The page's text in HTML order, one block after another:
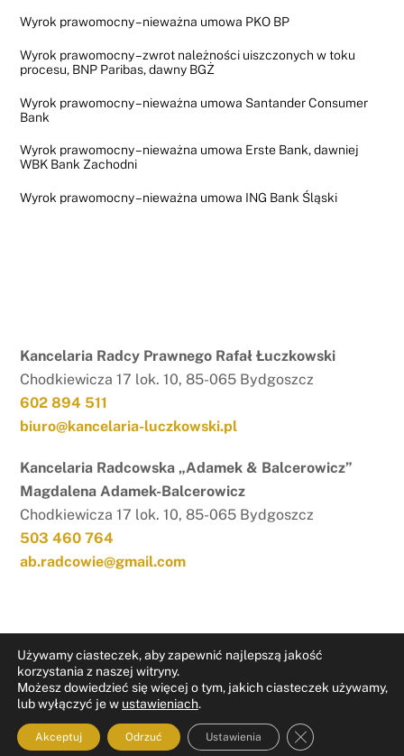
Wyrok prawomocny – nieważna umowa PKO BP
Wyrok prawomocny – zwrot należności uiszczonych w toku
procesu, BNP Paribas, dawny BGŻ
Wyrok prawomocny – nieważna umowa Santander Consumer
Bank
Wyrok prawomocny – nieważna umowa Erste Bank, dawniej
WBK Bank Zachodni
Wyrok prawomocny – nieważna umowa ING Bank Śląski
Kancelaria Radcy Prawnego Rafał Łuczkowski
Chodkiewicza 17 lok. 10, 85-065 Bydgoszcz
602 894 511
biuro@kancelaria-luczkowski.pl
Kancelaria Radcowska „Adamek & Balcerowicz”
Magdalena Adamek-Balcerowicz
Chodkiewicza 17 lok. 10, 85-065 Bydgoszcz
503 460 764
ab.radcowie@gmail.com
RODO Nota prawna
Używamy ciasteczek, aby zapewnić najlepszą jakość
korzystania z naszej witryny.
Możesz dowiedzieć się więcej o tym, jakich ciasteczek używamy,
lub wyłączyć je w ustawieniach.
Akceptuj Odrzuć Ustawienia ZAMKNIJ